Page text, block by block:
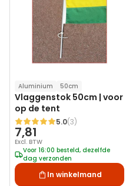
Aluminium 50cm
Vlaggenstok 50cm | voor
op de tent
Waardering:
5.0(3)
7,81
Excl. BTW
Voor 16:00 besteld, dezelfde
dag verzonden
In winkelmand